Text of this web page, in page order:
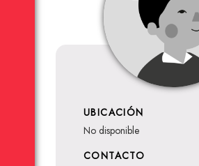
UBICACIÓN
no disponible
CONTACTO